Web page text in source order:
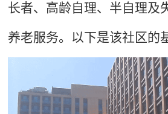
长者、高龄自理、半自理及
养老服务。以下是该社区的